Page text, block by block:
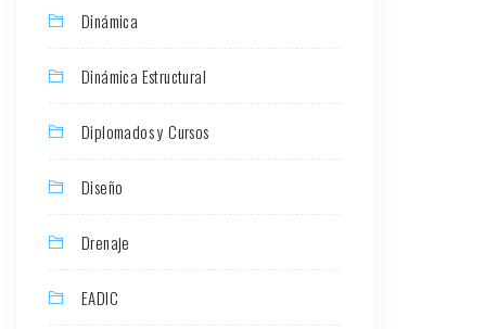
Dinámica
Dinámica Estructural
Diplomados y Cursos
Diseño
Drenaje
EADIC